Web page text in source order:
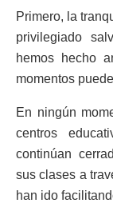
Primero, la
privilegiado
hemos hecho
momentos
En ningún
centros
continúan
sus clases a
han ido